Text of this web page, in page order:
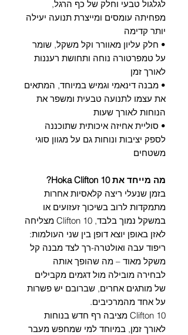
לגלגול טבעי וחלק של כף הרגל,
מפחיתה עומסים ומייצרת תנועה יעילה
יותר קדימה
• חלק עליון מאוורר וקל משקל, שומר
על טמפרטורה נוחה ותחושת רעננות
לאורך זמן
• מבנה דינאמי וגמיש במיוחד, המתאים
את עצמו לתנועה טבעית ומשפר את
הנוחות לאורך שעות
• סוליית אחיזה איכותית שתוכננה
לספק יציבות ונוחות גם על מגוון סוגי
משטחים
מה מייחד את Hoka Clifton 10?
בזמן שנעלי ריצה קלאסיות אחרות
מתמקדות לרוב בשיכוך זעזועים או
במשקל נמוך בלבד, Clifton 10 מצליחה
לאזן באופן יוצא דופן בין שני העולמות:
ריפוד עבה ואולטרה-רך לצד מבנה קל
משקל מאוד – מה שהופך אותה
לבחירה מובילה מול דגמים מקבילים
של מותגים אחרים, שברובם יש פשרות
על אחד מהמרכיבים.
Clifton 10 מציבה רף חדש בנוחות
לאורך זמן, במיוחד למי שמחפש מעבר